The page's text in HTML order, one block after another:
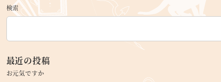
検索
最近の投稿
お元気ですか